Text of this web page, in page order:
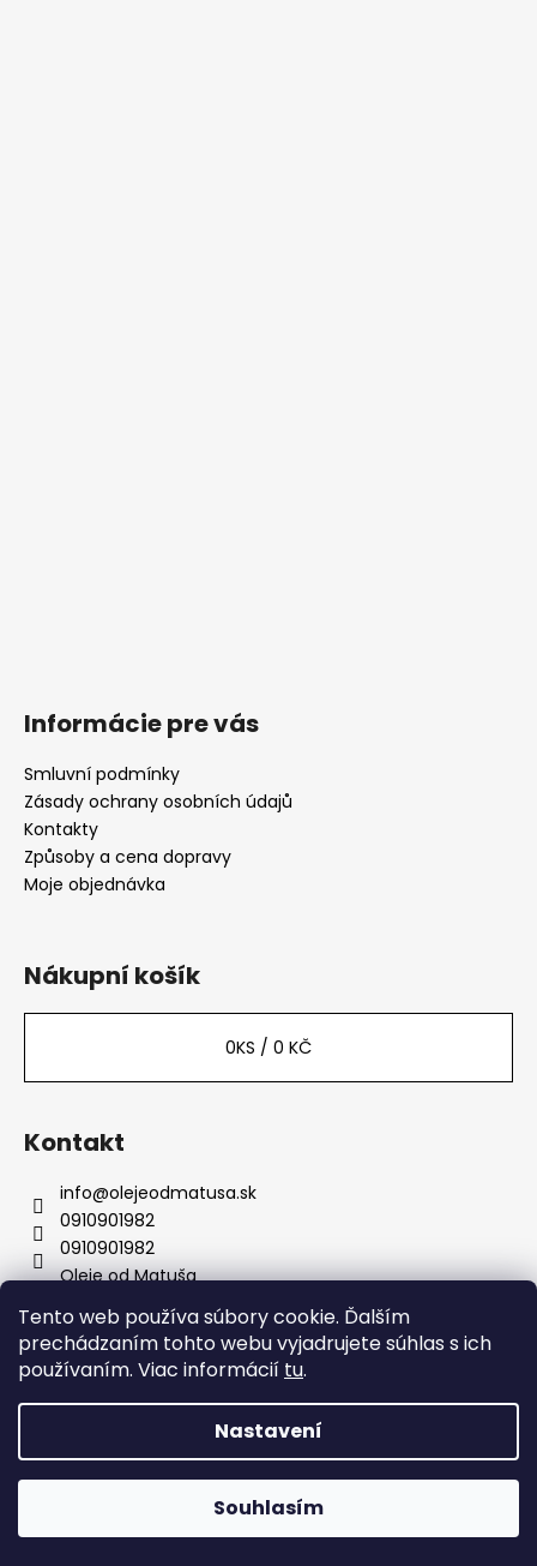
Tento web používa súbory cookie. Ďalším
prechádzaním tohto webu vyjadrujete súhlas s ich
používaním. Viac informácií tu.
Nastavení
Souhlasím
Informácie pre vás
Smluvní podmínky
Zásady ochrany osobních údajů
Kontakty
Způsoby a cena dopravy
Moje objednávka
Nákupní košík
0KS / 0 KČ
Kontakt
info@olejeodmatusa.sk
0910901982
0910901982
Oleje od Matuša
Instagram
Copyright 2026Oleje od Matúša. Všechna práva
vyhrazena.